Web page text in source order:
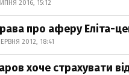
2016, 15:12
про аферу Еліта-
2012, 18:41
хоче страхувати